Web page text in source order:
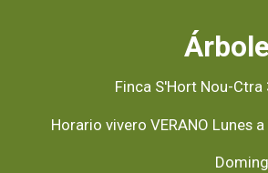
Finca S'Hort Nou-Ctra
Horario vivero VERANO Lunes